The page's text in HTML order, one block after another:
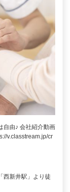
自由♪ 会社紹介動画
v.classtream.jp/cr
西新井駅」より徒